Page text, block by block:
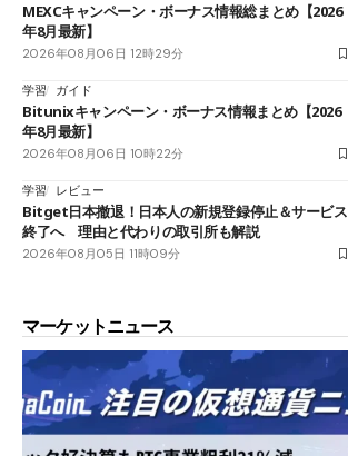
MEXCキャンペーン・ボーナス情報総まとめ【2026
年8月最新】
2026年08月06日 12時29分
学習 ガイド
Bitunixキャンペーン・ボーナス情報まとめ【2026
年8月最新】
2026年08月06日 10時22分
学習 レビュー
Bitget日本撤退！日本人の新規登録停止＆サービス
終了へ 理由と代わりの取引所も解説
2026年08月05日 11時09分
マーケットニュース